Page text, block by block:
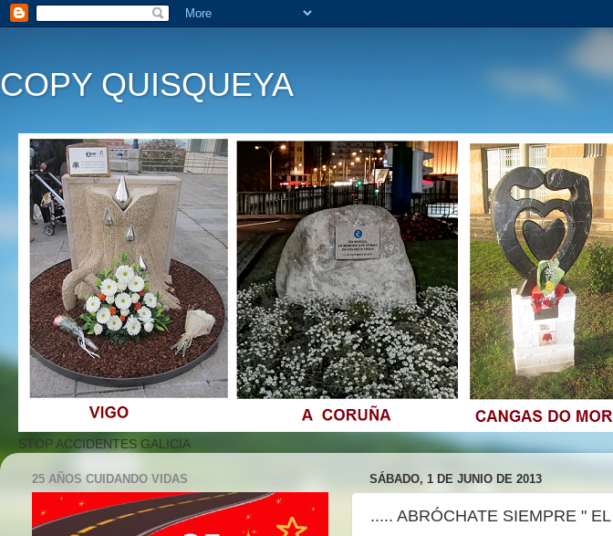
COPY QUISQUEYA
STOP ACCIDENTES GALICIA
SÁBADO, 1 DE JUNIO DE 2013
..... ABRÓCHATE SIEMPRE "
25 AÑOS CUIDANDO VIDAS